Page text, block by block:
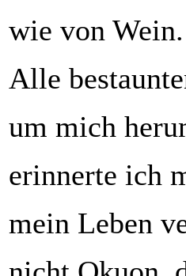
wie von Wein.
Alle
um mich
erinnerte ich
mein Leben